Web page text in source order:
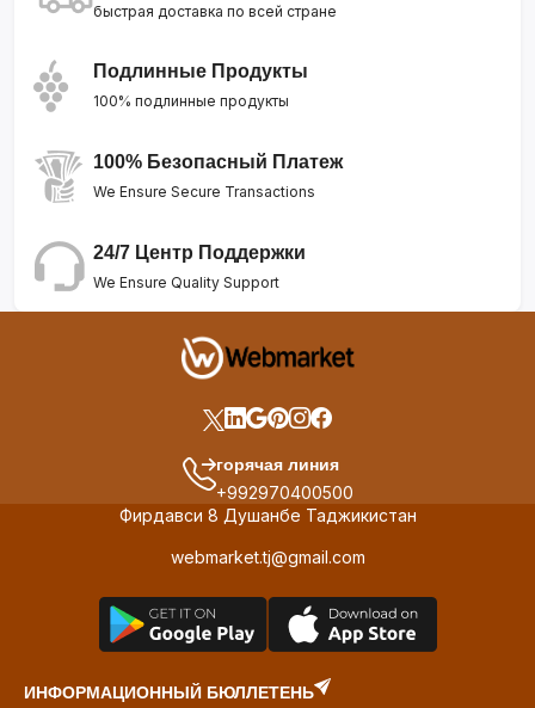
быстрая доставка по всей стране
Подлинные Продукты
100% подлинные продукты
100% Безопасный Платеж
We Ensure Secure Transactions
24/7 Центр Поддержки
We Ensure Quality Support
горячая линия
+992970400500
Фирдавси 8 Душанбе Таджикистан
webmarket.tj@gmail.com
ИНФОРМАЦИОННЫЙ БЮЛЛЕТЕНЬ